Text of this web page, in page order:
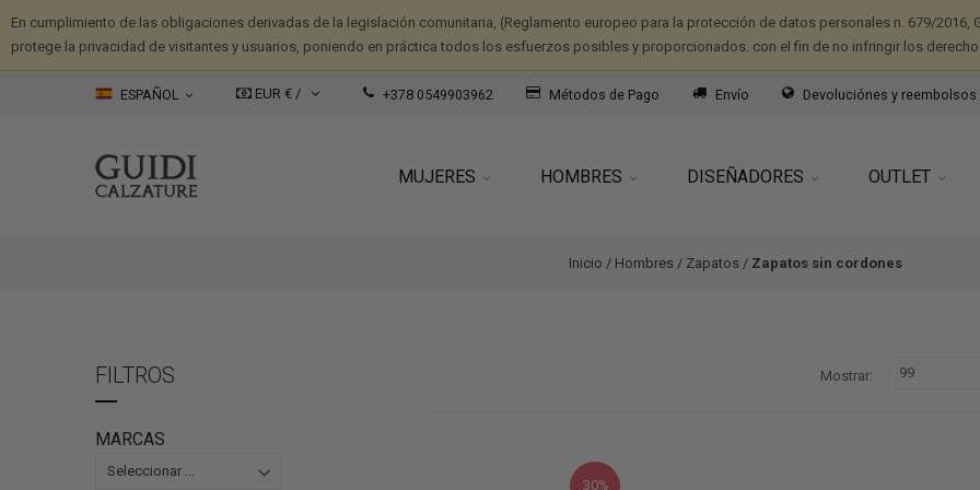
En cumplimiento de las obligaciones derivadas de la legislación comunitaria, (Reglamento europeo para la protección de datos personales n. 679/2016,
protege la privacidad de visitantes y usuarios, poniendo en práctica todos los esfuerzos posibles y proporcionados. con el fin de no infringir los
ESPAÑOL EUR € / +378 0549903962 Métodos de Pago Envío Devoluciónes y reembolsos
MUJERES HOMBRES DISEÑADORES OUTLET
Inicio / Hombres / Zapatos / Zapatos sin cordones
FILTROS
MARCAS
Mostrar
30%